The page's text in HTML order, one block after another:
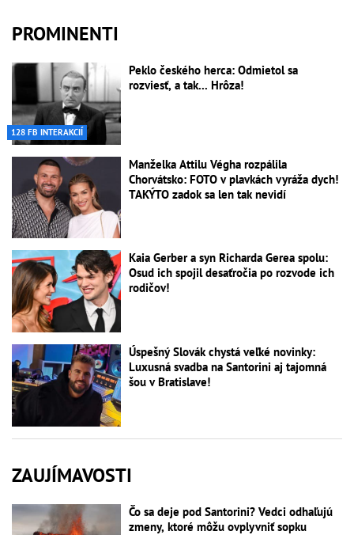
PROMINENTI
128 FB INTERAKCIÍ
Peklo českého herca: Odmietol sa
rozviesť, a tak... Hrôza!
Manželka Attilu Végha rozpálila
Chorvátsko: FOTO v plavkách vyráža dych!
TAKÝTO zadok sa len tak nevidí
Kaia Gerber a syn Richarda Gerea spolu:
Osud ich spojil desaťročia po rozvode ich
rodičov!
Úspešný Slovák chystá veľké novinky:
Luxusná svadba na Santorini aj tajomná
šou v Bratislave!
ZAUJÍMAVOSTI
Čo sa deje pod Santorini? Vedci odhaľujú
zmeny, ktoré môžu ovplyvniť sopku